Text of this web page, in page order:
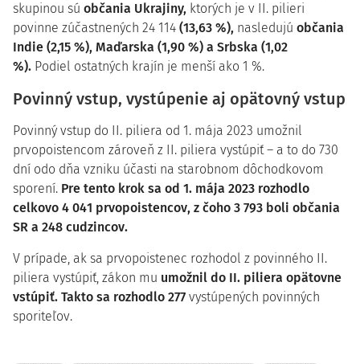
skupinou sú občania Ukrajiny, ktorých je v II. pilieri
povinne zúčastnených 24 114 (13,63 %), nasledujú občania
Indie (2,15 %), Maďarska (1,90 %) a Srbska (1,02
%). Podiel ostatných krajín je menší ako 1 %.
Povinný vstup, vystúpenie aj opätovný vstup
Povinný vstup do II. piliera od 1. mája 2023 umožnil
prvopoistencom zároveň z II. piliera vystúpiť – a to do 730
dní odo dňa vzniku účasti na starobnom dôchodkovom
sporení. Pre tento krok sa od 1. mája 2023 rozhodlo
celkovo 4 041 prvopoistencov, z čoho 3 793 boli občania
SR a 248 cudzincov.
V prípade, ak sa prvopoistenec rozhodol z povinného II.
piliera vystúpiť, zákon mu umožnil do II. piliera opätovne
vstúpiť. Takto sa rozhodlo 277 vystúpených povinných
sporiteľov.